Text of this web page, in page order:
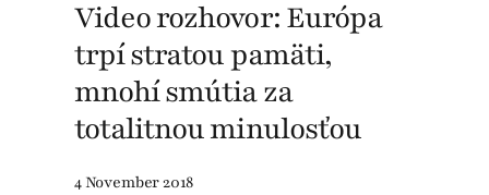
Video rozhovor: Európa
trpí stratou pamäti,
mnohí smútia za
totalitnou minulosťou
4 November 2018